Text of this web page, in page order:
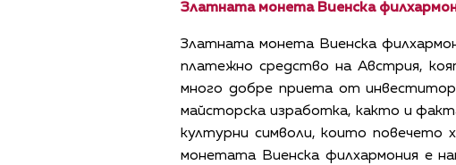
Златната монета Виенска
Златната монета Виенска
платежно средство на Австрия,
много добре приета от
майсторска изработка, както и
културни символи, които повечето
монетата Виенска филхармония е